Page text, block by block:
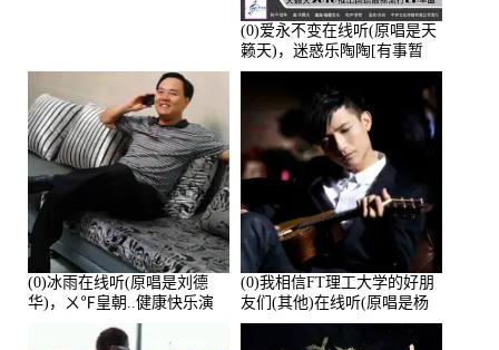
(0)爱永不变在线听(原唱是天
籁天)，迷惑乐陶陶[有事暂
离]演唱点播:27678次
(0)冰雨在线听(原唱是刘德
华)，ㄨ℉皇朝..健康快乐演
唱点播:26643次
(0)我相信FT理工大学的好朋
友们(其他)在线听(原唱是杨
培安)，老乔演唱点播:23714